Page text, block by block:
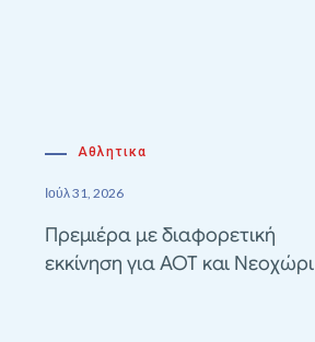
Αθλητικα
Ιούλ 31, 2026
Πρεμιέρα με διαφορετική
εκκίνηση για ΑΟΤ και Νεοχώρι